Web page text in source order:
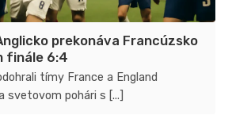
prekonáva Francúzsko
finále 6:4
tímy France a England
svetovom pohári s [...]